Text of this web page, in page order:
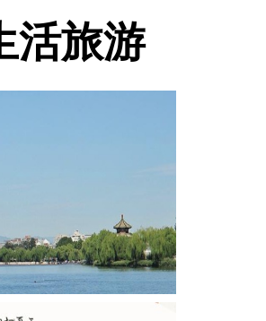
活旅游